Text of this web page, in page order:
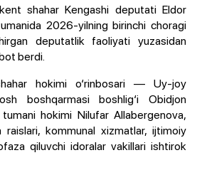
shahar Kengashi deputati Eldor
2026-yilning birinchi choragi
deputatlik faoliyati yuzasidan
berdi.
hokimi o‘rinbosari — Uy-joy
boshqarmasi boshlig‘i Obidjon
tumani hokimi Nilufar Allabergenova,
raislari, kommunal xizmatlar, ijtimoiy
qiluvchi idoralar vakillari ishtirok